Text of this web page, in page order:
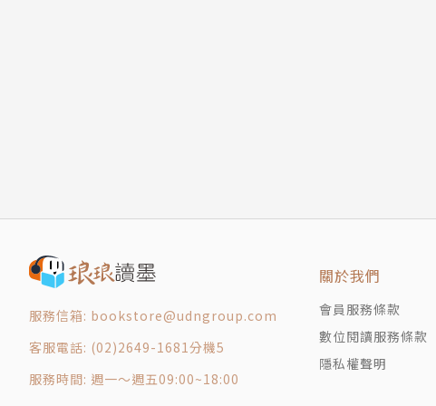
《阿鼻劍》漫畫的由來
問。麥仁杰以《鳥人》，曾正忠以《花心赤狐》，鄭
一個和漫畫家鄭問共同合作的機會，以筆名「馬利」
二六 你會記得我嗎
二七 無顏無言
二八 且過江
二九 秋獵日
三一 如是我見
服務信箱: bookstore@udngroup.com
客服電話: (02)2649-1681分機5
服務時間: 週一～週五09:00~18:00
關於我們
會員服務條款
數位閱讀服務條款
隱私權聲明